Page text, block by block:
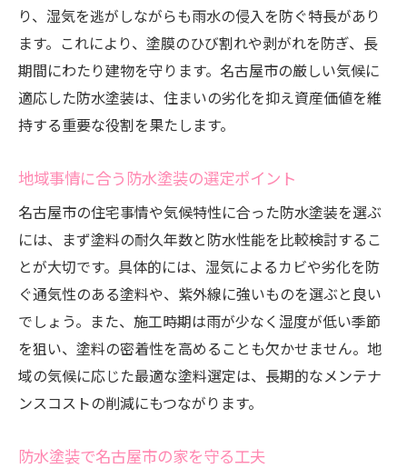
り、湿気を逃がしながらも雨水の侵入を防ぐ特長があり
ます。これにより、塗膜のひび割れや剥がれを防ぎ、長
期間にわたり建物を守ります。名古屋市の厳しい気候に
適応した防水塗装は、住まいの劣化を抑え資産価値を維
持する重要な役割を果たします。
地域事情に合う防水塗装の選定ポイント
名古屋市の住宅事情や気候特性に合った防水塗装を選ぶ
には、まず塗料の耐久年数と防水性能を比較検討するこ
とが大切です。具体的には、湿気によるカビや劣化を防
ぐ通気性のある塗料や、紫外線に強いものを選ぶと良い
でしょう。また、施工時期は雨が少なく湿度が低い季節
を狙い、塗料の密着性を高めることも欠かせません。地
域の気候に応じた最適な塗料選定は、長期的なメンテナ
ンスコストの削減にもつながります。
防水塗装で名古屋市の家を守る工夫